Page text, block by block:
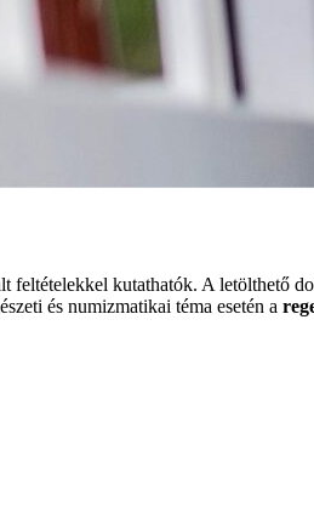
kutathatók. A letölthető
és numizmatikai téma esetén a